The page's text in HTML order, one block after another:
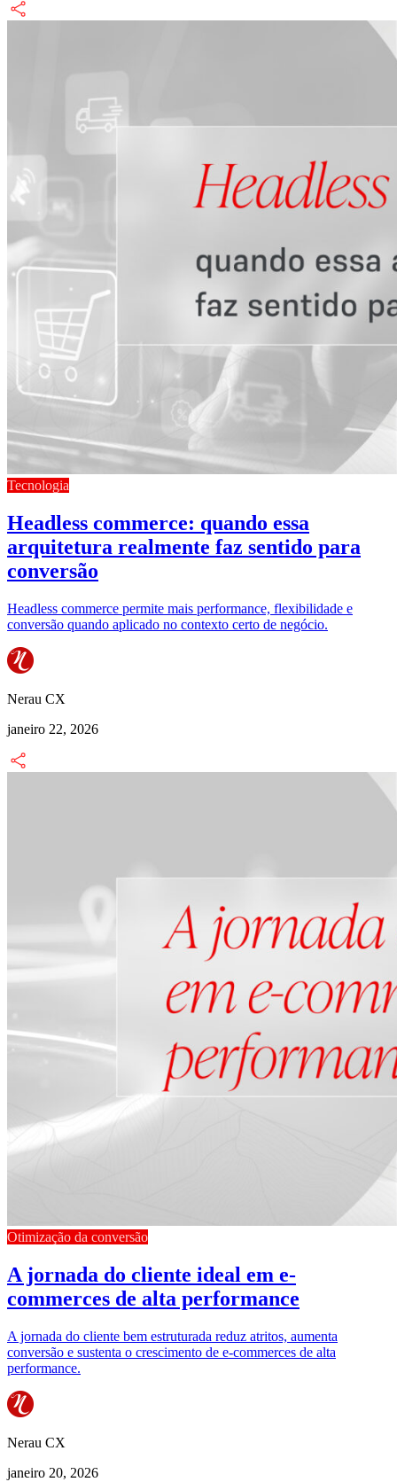
Tecnologia
Headless commerce: quando essa
arquitetura realmente faz sentido para
conversão
Headless commerce permite mais performance, flexibilidade e
conversão quando aplicado no contexto certo de negócio.
Nerau CX
janeiro 22, 2026
Otimização da conversão
A jornada do cliente ideal em e-
commerces de alta performance
A jornada do cliente bem estruturada reduz atritos, aumenta
conversão e sustenta o crescimento de e-commerces de alta
performance.
Nerau CX
janeiro 20, 2026